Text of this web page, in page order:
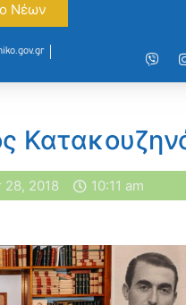
Νέων
28, 2018 10:11 am